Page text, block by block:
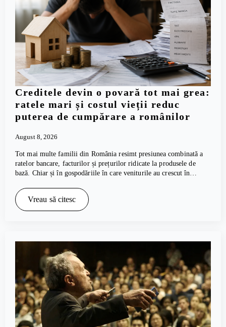
Creditele devin o povară tot mai grea:
ratele mari și costul vieții reduc
puterea de cumpărare a românilor
August 8, 2026
Tot mai multe familii din România resimt presiunea combinată a
ratelor bancare, facturilor și prețurilor ridicate la produsele de
bază. Chiar și în gospodăriile în care veniturile au crescut în…
Vreau să citesc